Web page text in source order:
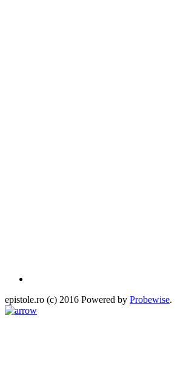
epistole.ro (c) 2016 Powered by Probewise.